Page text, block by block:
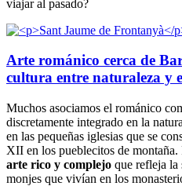
viajar al pasado?
Arte románico cerca de
cultura entre naturaleza y
Muchos asociamos el románico
discretamente integrado en la
en las pequeñas iglesias que se
XII en los pueblecitos de
arte rico y complejo que refleja la
monjes que vivían en los